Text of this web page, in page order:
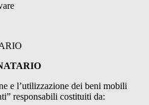
e l’utilizzazione dei beni mobili
responsabili costituiti da: